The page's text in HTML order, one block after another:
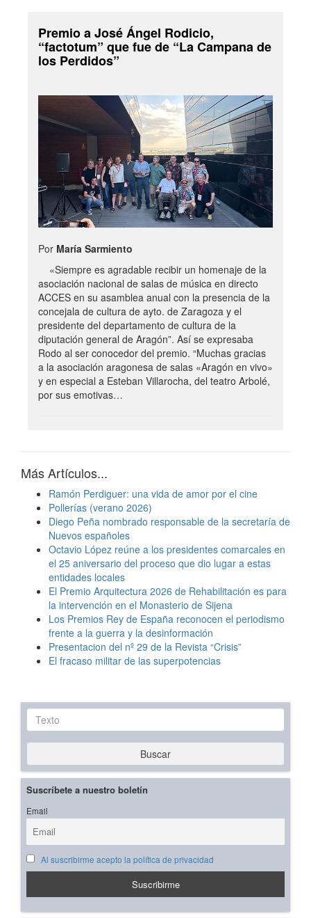
Premio a José Ángel Rodicio,
“factotum” que fue de “La Campana de
los Perdidos”
Por María Sarmiento
«Siempre es agradable recibir un homenaje de la
asociación nacional de salas de música en directo
ACCES en su asamblea anual con la presencia de la
concejala de cultura de ayto. de Zaragoza y el
presidente del departamento de cultura de la
diputación general de Aragón”. Así se expresaba
Rodo al ser conocedor del premio. “Muchas gracias
a la asociación aragonesa de salas «Aragón en vivo»
y en especial a Esteban Villarocha, del teatro Arbolé,
por sus emotivas…
Más Artículos...
Ramón Perdiguer: una vida de amor por el cine
Pollerías (verano 2026)
Diego Peña nombrado responsable de la secretaría de
Nuevos españoles
Octavio López reúne a los presidentes comarcales en
el 25 aniversario del proceso que dio lugar a estas
entidades locales
El Premio Arquitectura 2026 de Rehabilitación es para
la intervención en el Monasterio de Sijena
Los Premios Rey de España reconocen el periodismo
frente a la guerra y la desinformación
Presentacion del nº 29 de la Revista “Crisis”
El fracaso militar de las superpotencias
Texto
Buscar
Suscríbete a nuestro boletín
Email
Al suscribirme acepto la política de privacidad